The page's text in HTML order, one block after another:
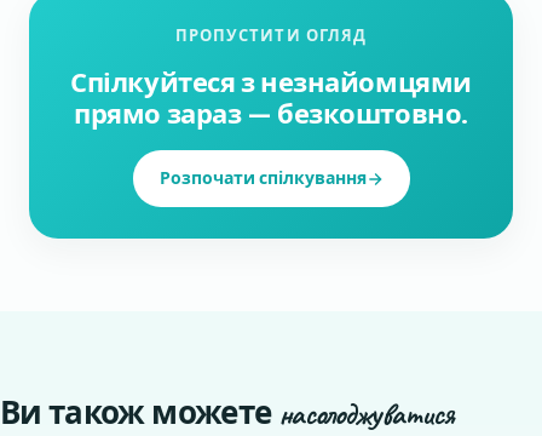
ПРОПУСТИТИ ОГЛЯД
Спілкуйтеся з незнайомцями
прямо зараз — безкоштовно.
Розпочати спілкування
Ви також можете насолоджуватися